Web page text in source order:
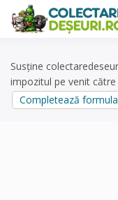
content
Susține
impozitul pe venit către
Completează